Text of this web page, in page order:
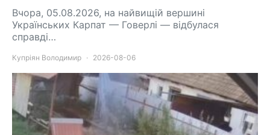
Вчора, 05.08.2026, на найвищій вершині
Українських Карпат — Говерлі — відбулася
справді…
Купріян Володимир 2026-08-06